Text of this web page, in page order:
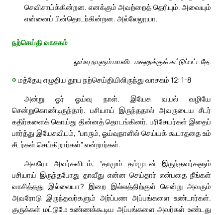
செவிசாய்க்கின்றன. எனக்கும் அவற்றைத் தெரியும். அவையும்
என்னைப் பின்தொடர்கின்றன. அல்லேலூயா.
நற்செய்தி வாசகம்
ஓய்வு நாளும் மானிட மகனுக்குக் கட்டுப்பட்டதே.
✠மத்தேயு எழுதிய தூய நற்செய்தியிலிருந்து வாசகம் 12: 1-8
அன்று ஓர் ஓய்வு நாள். இயேசு வயல் வழியே
சென்றுகொண்டிருந்தார். பசியாய் இருந்ததால் அவருடைய சீடர்
கதிர்களைக் கொய்து தின்னத் தொடங்கினர். பரிசேயர்கள் இதைப்
பார்த்து இயேசுவிடம், “பாரும், ஓய்வுநாளில் செய்யக் கூடாததை உம்
சீடர்கள் செய்கிறார்கள்” என்றார்கள்.
அவரோ அவர்களிடம், “தாமும் தம்முடன் இருந்தவர்களும்
பசியாய் இருந்தபோது தாவீது என்ன செய்தார் என்பதை நீங்கள்
வாசித்தது இல்லையா? இறை இல்லத்திற்குள் சென்று அவரும்
அவரோடு இருந்தவர்களும் அர்ப்பண அப்பங்களை உண்டார்கள்.
குருக்கள் மட்டுமே உண்ணக்கூடிய அப்பங்களை அவர்கள் உண்டது